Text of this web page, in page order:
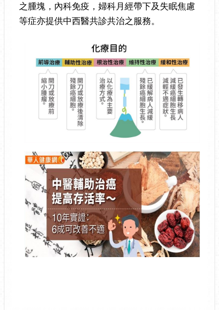
之腫塊，內科免疫，婦科月經帶下及失眠焦慮
等症亦提供中西醫共診共治之服務。